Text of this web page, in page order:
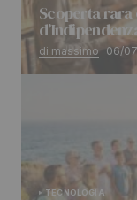
Scoperta
di massimo 06/
TECNOLOGIA